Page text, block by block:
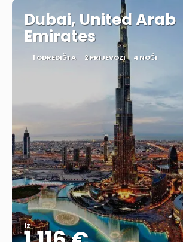
Dubai, United Arab
Emirates
1 ODREDIŠTA 2 PRIJEVOZI 4 NOĆI
Iz